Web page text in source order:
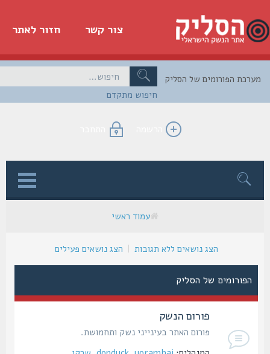
חזור לאתר צור קשר
חיפוש מתקדם
הפורומים של הסליק
הרשמה התחבר
עמוד ראשי
הצג נושאים ללא תגובות | הצג נושאים פעילים
הפורומים של הסליק
פורום הנשק
פורום האתר בעינייני נשק ותחמושת.